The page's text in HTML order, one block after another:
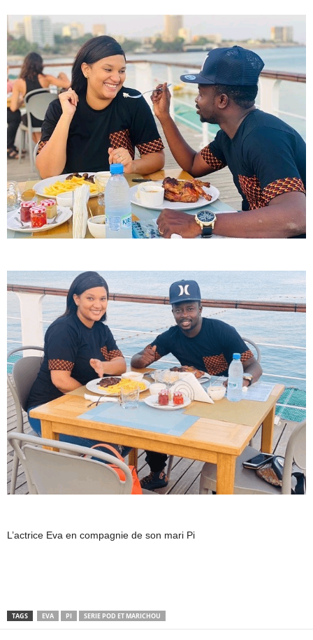
L’actrice Eva en compagnie de son mari Pi
TAGS EVA PI SERIE POD ET MARICHOU